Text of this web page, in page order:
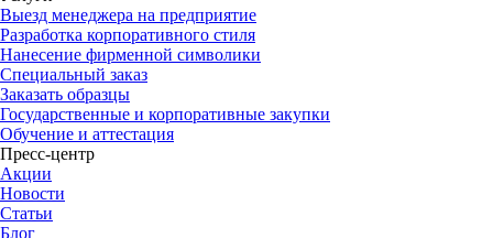
Выезд менеджера на предприятие
Разработка корпоративного стиля
Нанесение фирменной символики
Специальный заказ
Заказать образцы
Государственные и корпоративные закупки
Обучение и аттестация
Пресс-центр
Акции
Новости
Статьи
Блог